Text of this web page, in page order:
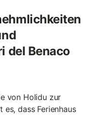
del Benaco
von Holidu zur
dass Ferienhaus